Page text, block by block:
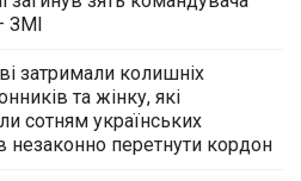
затримали колишніх
та жінку, які
сотням українських
незаконно перетнути кордон